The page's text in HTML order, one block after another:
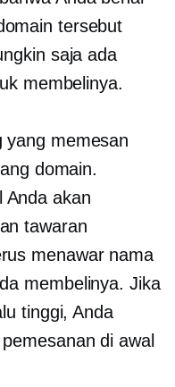
tersebut
saja ada
membelinya.
yang memesan
domain.
Anda akan
tawaran
menawar nama
membelinya. Jika
tinggi, Anda
di awal